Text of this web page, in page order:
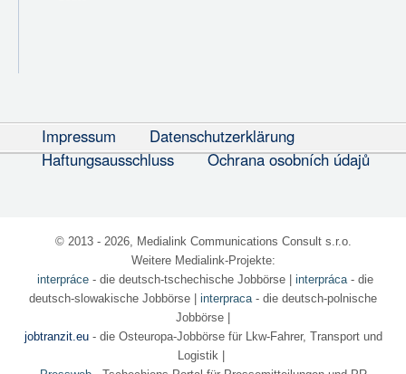
Impressum
Datenschutzerklärung
Haftungsausschluss
Ochrana osobních údajů
© 2013 - 2026, Medialink Communications Consult s.r.o.
Weitere Medialink-Projekte:
interpráce- die deutsch-tschechische Jobbörse| interpráca- die
deutsch-slowakische Jobbörse | interpraca- die deutsch-polnische
Jobbörse |
jobtranzit.eu- die Osteuropa-Jobbörse für Lkw-Fahrer, Transport und
Logistik |